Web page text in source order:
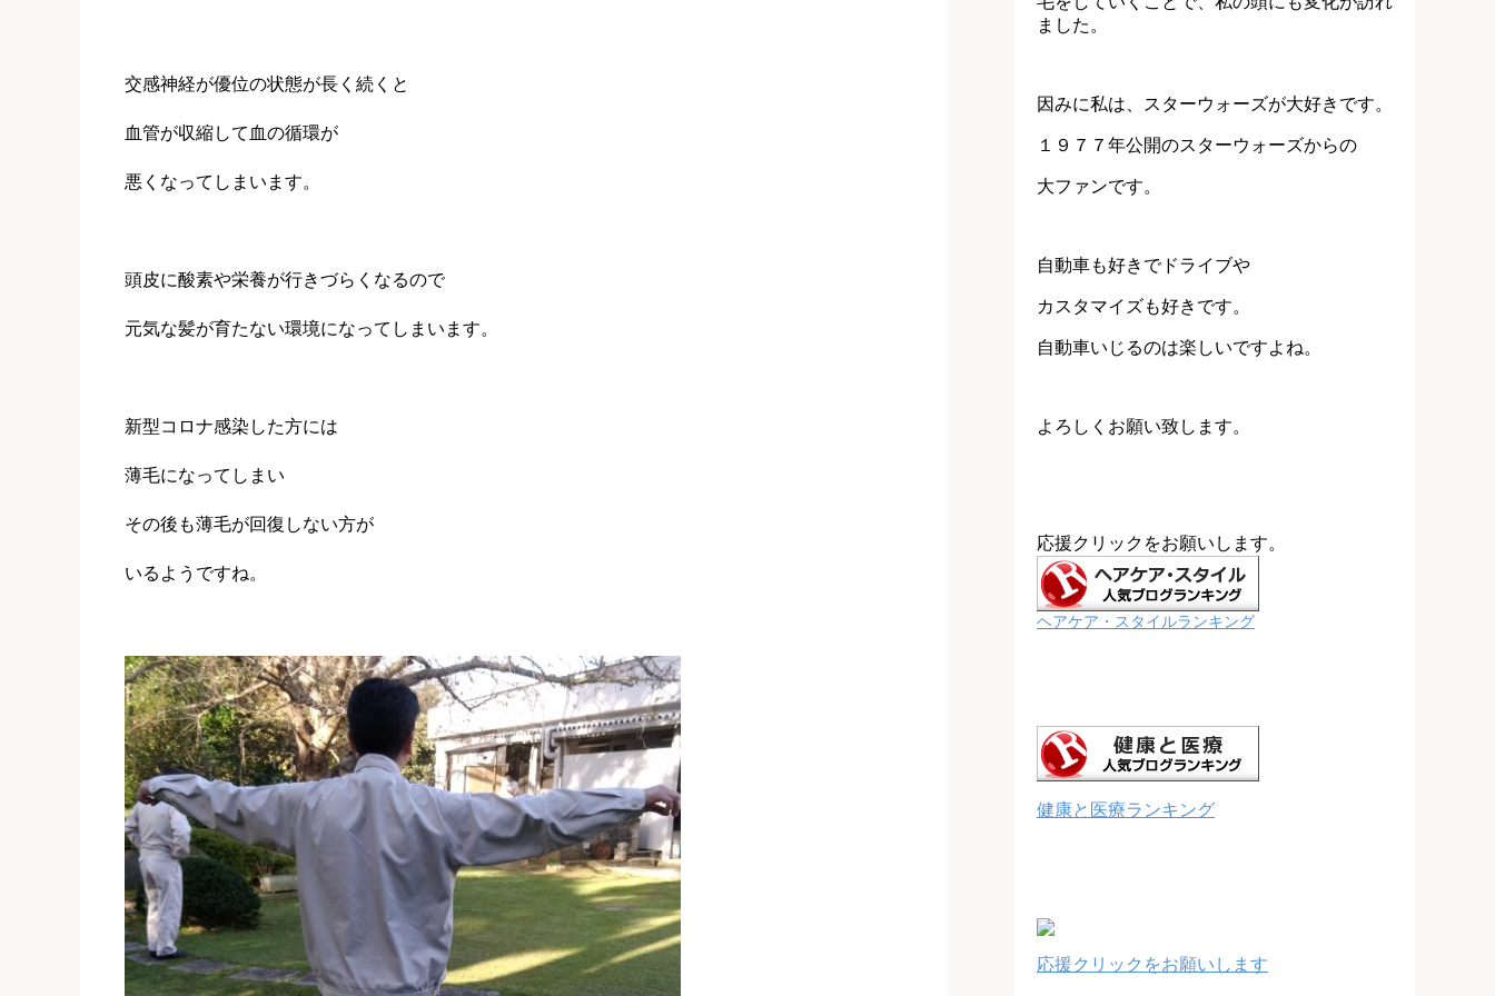
交感神経が優位の状態が長く続くと
血管が収縮して血の循環が
悪くなってしまいます。
頭皮に酸素や栄養が行きづらくなるので
元気な髪が育たない環境になってしまいます。
新型コロナ感染した方には
薄毛になってしまい
その後も薄毛が回復しない方が
いるようですね。
ました。
因みに私は、スターウォーズが大好きです。
１９７７年公開のスターウォーズからの
大ファンです。
自動車も好きでドライブや
カスタマイズも好きです。
自動車いじるのは楽しいですよね。
よろしくお願い致します。
応援クリックをお願いします。
ヘアケア・スタイルランキング
健康と医療ランキング
応援クリックをお願いします